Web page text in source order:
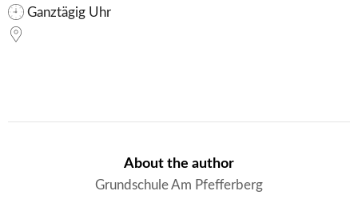
Ganztägig Uhr
About the author
Grundschule Am Pfefferberg